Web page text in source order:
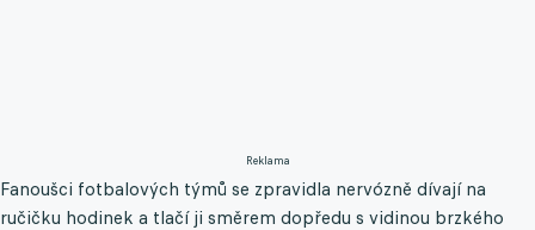
Reklama
Fanoušci fotbalových týmů se zpravidla nervózně dívají na
ručičku hodinek a tlačí ji směrem dopředu s vidinou brzkého